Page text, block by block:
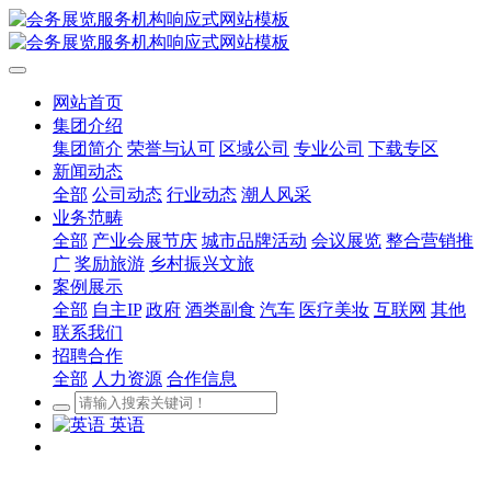
网站首页
集团介绍
集团简介 荣誉与认可 区域公司 专业公司 下载专区
新闻动态
全部 公司动态 行业动态 潮人风采
业务范畴
全部 产业会展节庆 城市品牌活动 会议展览 整合营销推
广 奖励旅游 乡村振兴文旅
案例展示
全部 自主IP 政府 酒类副食 汽车 医疗美妆 互联网 其他
联系我们
招聘合作
全部 人力资源 合作信息
英语